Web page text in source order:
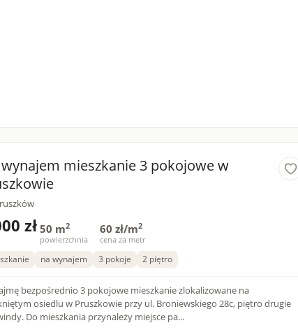
wynajem mieszkanie 3 pokojowe w
zł 50 m2
powierzchnia
60 zł/m2
cena za metr
na wynajem 3 pokoje 2 piętro
bezpośrednio 3 pokojowe mieszkanie zlokalizowane na
osiedlu w Pruszkowie przy ul. Broniewskiego 28c, piętro drugie
Do mieszkania przynależy miejsce pa...